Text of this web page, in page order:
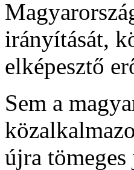
irányítását,
elképesztő
Sem a
újra